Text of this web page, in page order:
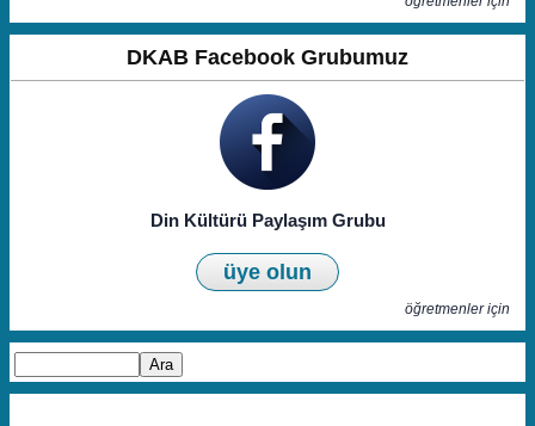
DKAB Facebook Grubumuz
Din Kültürü Paylaşım Grubu
üye olun
öğretmenler için